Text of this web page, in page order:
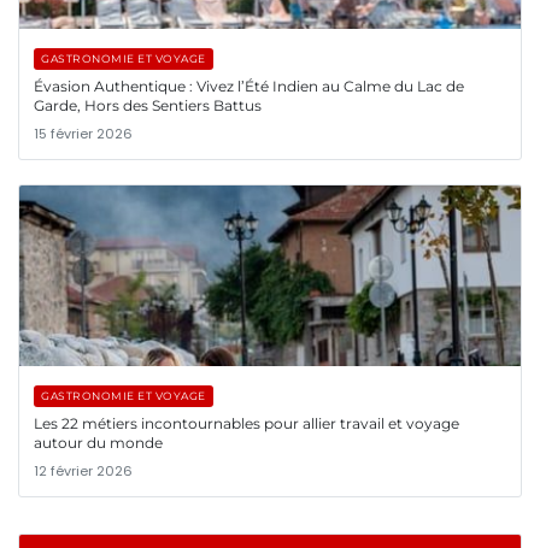
GASTRONOMIE ET VOYAGE
Évasion Authentique : Vivez l’Été Indien au Calme du Lac de
Garde, Hors des Sentiers Battus
15 février 2026
GASTRONOMIE ET VOYAGE
Les 22 métiers incontournables pour allier travail et voyage
autour du monde
12 février 2026